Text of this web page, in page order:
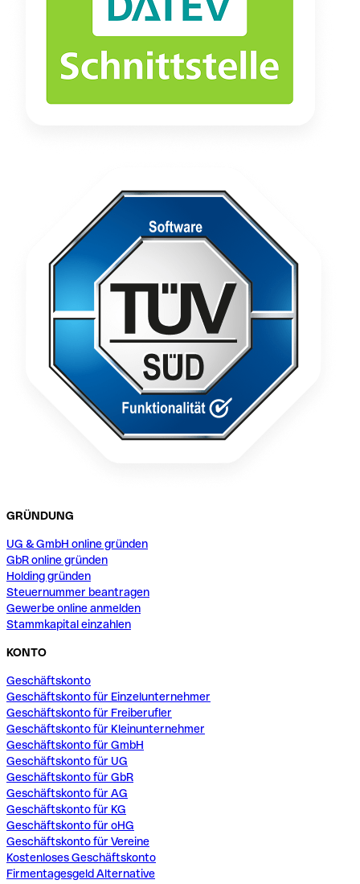
GRÜNDUNG
UG & GmbH online gründen
GbR online gründen
Holding gründen
Steuernummer beantragen
Gewerbe online anmelden
Stammkapital einzahlen
KONTO
Geschäftskonto
Geschäftskonto für Einzelunternehmer
Geschäftskonto für Freiberufler
Geschäftskonto für Kleinunternehmer
Geschäftskonto für GmbH
Geschäftskonto für UG
Geschäftskonto für GbR
Geschäftskonto für AG
Geschäftskonto für KG
Geschäftskonto für oHG
Geschäftskonto für Vereine
Kostenloses Geschäftskonto
Firmentagesgeld Alternative